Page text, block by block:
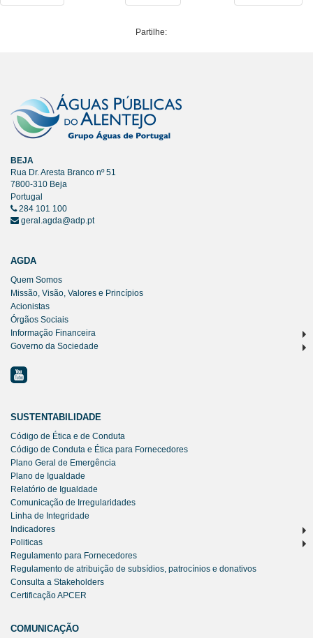
Partilhe:
BEJA
Rua Dr. Aresta Branco nº 51
7800-310 Beja
Portugal
284 101 100
geral.agda@adp.pt
AGDA
Quem Somos
Missão, Visão, Valores e Princípios
Acionistas
Órgãos Sociais
Informação Financeira
Governo da Sociedade
SUSTENTABILIDADE
Código de Ética e de Conduta
Código de Conduta e Ética para Fornecedores
Plano Geral de Emergência
Plano de Igualdade
Relatório de Igualdade
Comunicação de Irregularidades
Linha de Integridade
Indicadores
Politicas
Regulamento para Fornecedores
Regulamento de atribuição de subsídios, patrocínios e donativos
Consulta a Stakeholders
Certificação APCER
COMUNICAÇÃO